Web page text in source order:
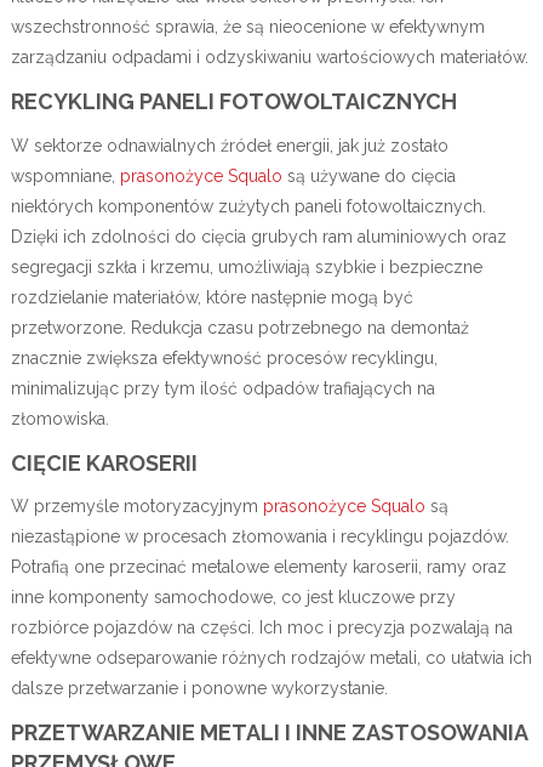
wszechstronność sprawia, że są nieocenione w efektywnym
zarządzaniu odpadami i odzyskiwaniu wartościowych materiałów.
RECYKLING PANELI FOTOWOLTAICZNYCH
W sektorze odnawialnych źródeł energii, jak już zostało
wspomniane, prasonożyce Squalo są używane do cięcia
niektórych komponentów zużytych paneli fotowoltaicznych.
Dzięki ich zdolności do cięcia grubych ram aluminiowych oraz
segregacji szkła i krzemu, umożliwiają szybkie i bezpieczne
rozdzielanie materiałów, które następnie mogą być
przetworzone. Redukcja czasu potrzebnego na demontaż
znacznie zwiększa efektywność procesów recyklingu,
minimalizując przy tym ilość odpadów trafiających na
złomowiska.
CIĘCIE KAROSERII
W przemyśle motoryzacyjnym prasonożyce Squalo są
niezastąpione w procesach złomowania i recyklingu pojazdów.
Potrafią one przecinać metalowe elementy karoserii, ramy oraz
inne komponenty samochodowe, co jest kluczowe przy
rozbiórce pojazdów na części. Ich moc i precyzja pozwalają na
efektywne odseparowanie różnych rodzajów metali, co ułatwia ich
dalsze przetwarzanie i ponowne wykorzystanie.
PRZETWARZANIE METALI I INNE ZASTOSOWANIA